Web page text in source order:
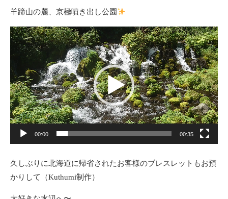
羊蹄山の麓、京極噴き出し公園
動
画
プ
レ
ヤ
ー
00:00 00:35
久しぶりに北海道に帰省されたお客様のブレスレットもお預
かりして（Kuthumi制作）